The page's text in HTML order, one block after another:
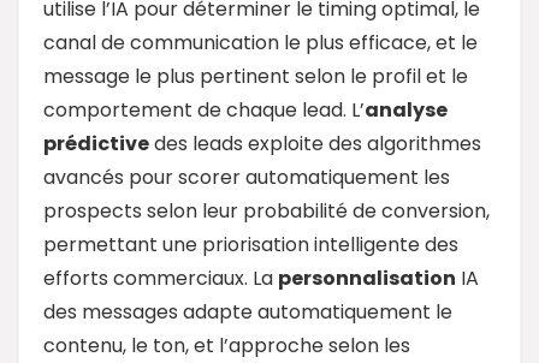
utilise l’IA pour déterminer le timing optimal, le
canal de communication le plus efficace, et le
message le plus pertinent selon le profil et le
comportement de chaque lead. L’analyse
prédictivedes leads exploite des algorithmes
avancés pour scorer automatiquement les
prospects selon leur probabilité de conversion,
permettant une priorisation intelligente des
efforts commerciaux. La personnalisation IA
des messages adapte automatiquement le
contenu, le ton, et l’approche selon les